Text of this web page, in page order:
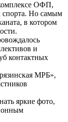
ОФП,
спорта. Но самым
в котором
и
контактных
МРБ»,
яркие фото,